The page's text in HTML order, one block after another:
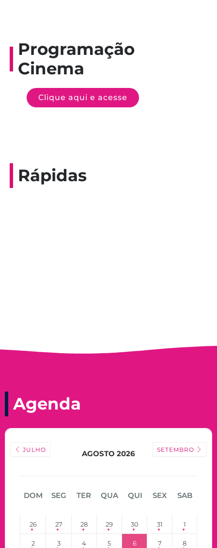
Programação
Cinema
Clique aqui e acesse
Rápidas
Agenda
JULHO AGOSTO 2026 SETEMBRO
DOM SEG TER QUA QUI SEX SAB
26 27 28 29 30 31 1
2 3 4 5 6 7 8